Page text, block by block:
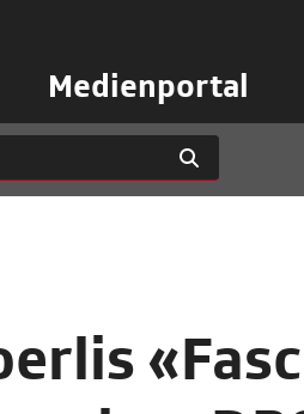
Medienportal